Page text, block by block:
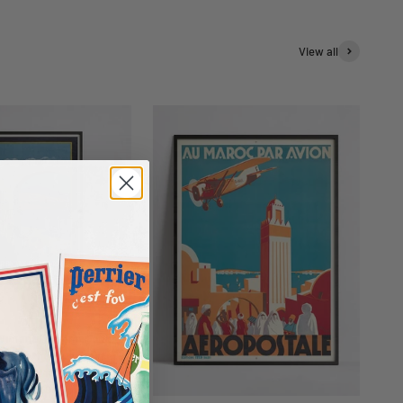
View all
"Summer on the
by the Blue Train" -
- Haute Définition -
mat 230gr/m²